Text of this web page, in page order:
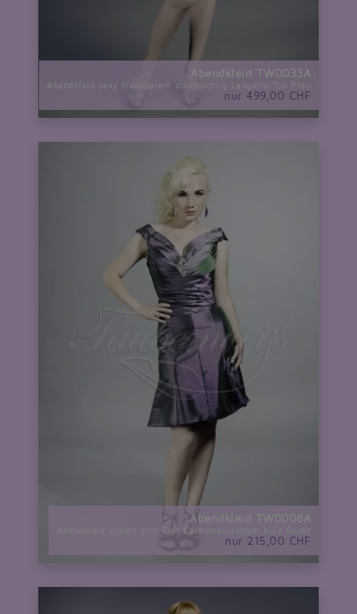
Abendkleid TW0033A
Abendkleid sexy transparent durchsichtig Langarm Tüll Pfau
nur 499,00 CHF
Abendkleid TW0008A
Abendkleid violett grün Taft Carmenausschnitt kurz Godet
nur 215,00 CHF